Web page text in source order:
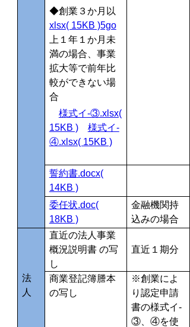
◆創業３か月以
xlsx( 15KB )5go
上１年１か月未
満の場合、事業
拡大等で前年比
較ができない場
合
様式イ-③.xlsx(
15KB )
様式イ-
④.xlsx( 15KB )
誓約書.docx(
14KB )
委任状.doc(
18KB )
金融機関持
込みの場合
法
人
直近の法人事業
概況説明書 の写
し
直近１期分
商業登記簿謄本
の写し
※創業によ
り認定申請
書の様式イ-
③、④を使